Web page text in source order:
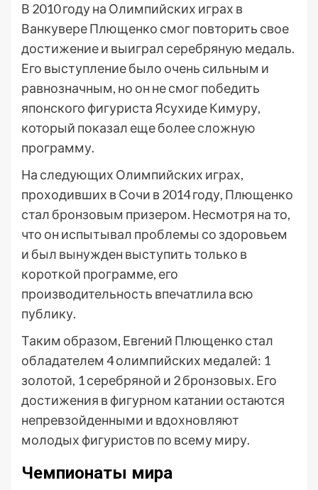
В 2010 году на Олимпийских играх в
Ванкувере Плющенко смог повторить свое
достижение и выиграл серебряную медаль.
Его выступление было очень сильным и
равнозначным, но он не смог победить
японского фигуриста Ясухиде Кимуру,
который показал еще более сложную
программу.
На следующих Олимпийских играх,
проходивших в Сочи в 2014 году, Плющенко
стал бронзовым призером. Несмотря на то,
что он испытывал проблемы со здоровьем
и был вынужден выступить только в
короткой программе, его
производительность впечатлила всю
публику.
Таким образом, Евгений Плющенко стал
обладателем 4 олимпийских медалей: 1
золотой, 1 серебряной и 2 бронзовых. Его
достижения в фигурном катании остаются
непревзойденными и вдохновляют
молодых фигуристов по всему миру.
Чемпионаты мира